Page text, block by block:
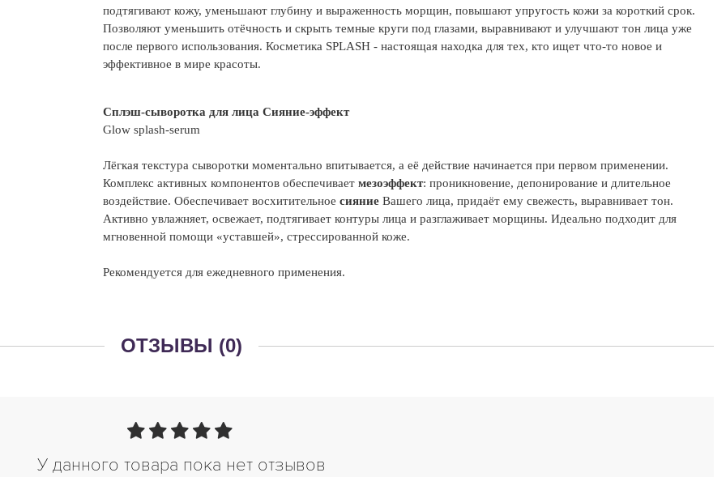
подтягивают кожу, уменьшают глубину и выраженность морщин, повышают упругость кожи за короткий срок.
Позволяют уменьшить отёчность и скрыть темные круги под глазами, выравнивают и улучшают тон лица уже
после первого использования. Косметика SPLASH - настоящая находка для тех, кто ищет что-то новое и
эффективное в мире красоты.
Сплэш-сыворотка для лица Сияние-эффект
Glow splash-serum
Лёгкая текстура сыворотки моментально впитывается, а её действие начинается при первом применении.
Комплекс активных компонентов обеспечивает мезоэффект: проникновение, депонирование и длительное
воздействие. Обеспечивает восхитительное сияние Вашего лица, придаёт ему свежесть, выравнивает тон.
Активно увлажняет, освежает, подтягивает контуры лица и разглаживает морщины. Идеально подходит для
мгновенной помощи «уставшей», стрессированной коже.
Рекомендуется для ежедневного применения.
ОТЗЫВЫ (0)
У данного товара пока нет отзывов